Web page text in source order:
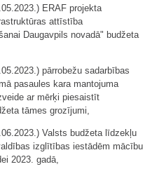
ERAF projekta
attīstība
Daugavpils novadā" budžeta
pārrobežu sadarbības
pasaules kara mantojuma
ar mērķi piesaistīt
tāmes grozījumi,
Valsts budžeta līdzekļu
izglītības iestādēm mācību
2023. gadā,